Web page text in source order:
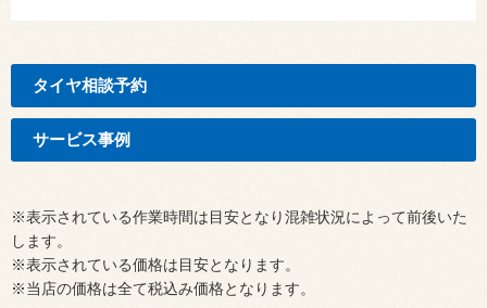
タイヤ相談予約
サービス事例
※表示されている作業時間は目安となり混雑状況によって前後いた
します。
※表示されている価格は目安となります。
※当店の価格は全て税込み価格となります。